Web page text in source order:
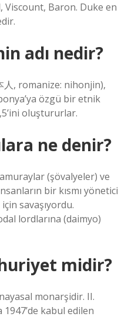
Viscount, Baron. Duke en
adı nedir?
人, romanize: nihonjin),
özgü bir etnik
oluştururlar.
ne denir?
(şövalyeler) ve
bir kısmı yönetici
savaşıyordu.
lordlarına (daimyo)
midir?
monarşidir. II.
1947’de kabul edilen